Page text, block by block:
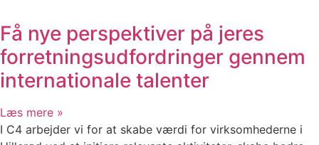
Få nye perspektiver på jeres
forretningsudfordringer gennem
internationale talenter
Læs mere »
I C4 arbejder vi for at skabe værdi for virksomhederne i